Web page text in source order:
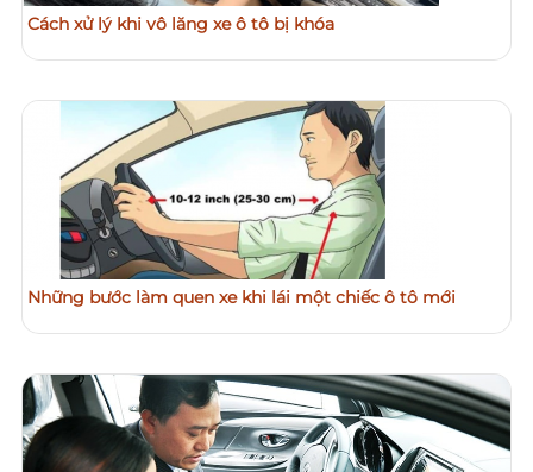
Cách xử lý khi vô lăng xe ô tô bị khóa
Những bước làm quen xe khi lái một chiếc ô tô mới